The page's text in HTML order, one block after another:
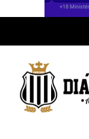
conteúdo